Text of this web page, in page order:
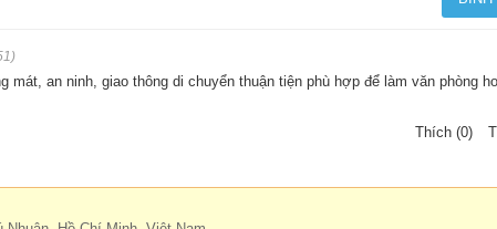
mát, an ninh, giao thông di chuyển thuận tiện phù hợp để làm văn phòng
Thích (0)